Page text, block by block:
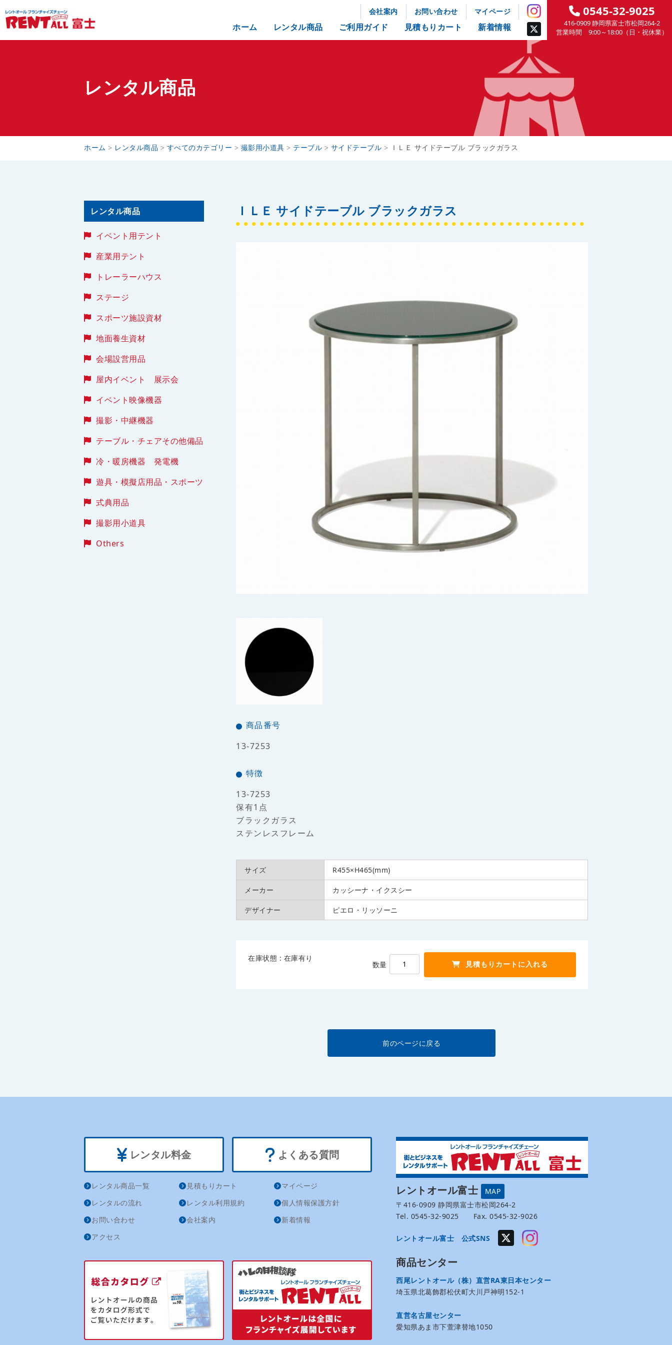
会社案内 お問い合わせ マイページ
ホーム レンタル商品 ご利用ガイド 見積もりカート 新着情報
0545-32-9025
416-0909 静岡県富士市松岡264-2
営業時間 9:00～18:00（日・祝休業）
レンタル商品
ホーム > レンタル商品 > すべてのカテゴリー > 撮影用小道具 > テーブル > サイドテーブル > ＩＬＥ サイドテーブル ブラックガラス
ＩＬＥ サイドテーブル ブラックガラス
商品番号
13-7253
特徴
13-7253
保有1点
ブラックガラス
ステンレスフレーム
サイズ R455×H465(mm)
メーカー カッシーナ・イクスシー
デザイナー ピエロ・リッソーニ
在庫状態 : 在庫有り
数量
前のページに戻る
レンタル商品
イベント用テント
産業用テント
トレーラーハウス
ステージ
スポーツ施設資材
地面養生資材
会場設営用品
屋内イベント 展示会
イベント映像機器
撮影・中継機器
テーブル・チェアその他備品
冷・暖房機器 発電機
遊具・模擬店用品・スポーツ
式典用品
撮影用小道具
Others
レンタル料金 よくある質問
レンタル商品一覧 見積もりカート
マイページ
レンタルの流れ
レンタル利用規約
個人情報保護方針
お問い合わせ
会社案内
新着情報
アクセス
レントオール富士
MAP
〒416-0909 静岡県富士市松岡264-2
Tel. 0545-32-9025 Fax. 0545-32-9026
レントオール富士 公式SNS
商品センター
西尾レントオール（株）直営RA東日本センター
埼玉県北葛飾郡松伏町大川戸神明152-1
直営名古屋センター
愛知県あま市下萱津替地1050